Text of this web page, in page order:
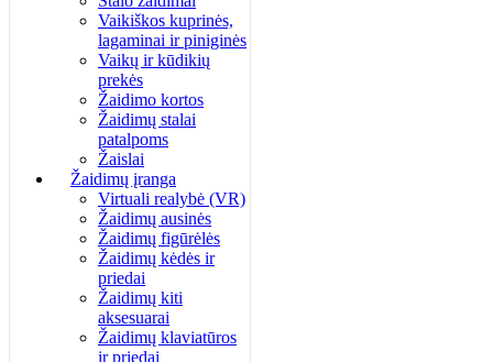
Vaikiškos kuprinės,
lagaminai ir piniginės
Vaikų ir kūdikių
prekės
Žaidimo kortos
Žaidimų stalai
patalpoms
Žaislai
Žaidimų įranga
Virtuali realybė (VR)
Žaidimų ausinės
Žaidimų figūrėlės
Žaidimų kėdės ir
priedai
Žaidimų kiti
aksesuarai
Žaidimų klaviatūros
ir priedai